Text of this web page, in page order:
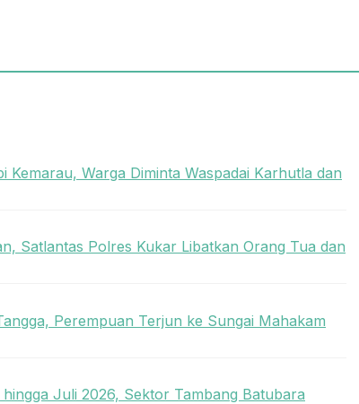
Kemarau, Warga Diminta Waspadai Karhutla dan
Satlantas Polres Kukar Libatkan Orang Tua dan
Perempuan Terjun ke Sungai Mahakam
Juli 2026, Sektor Tambang Batubara